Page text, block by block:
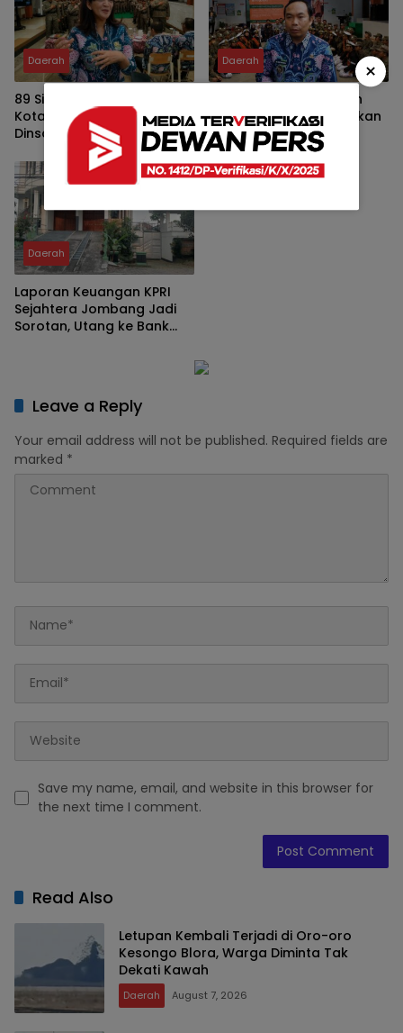
Daerah
89 Siswa Sekolah Rakyat
Kota Malang Bertahan,
Dinsos: Pembentukan
Karakter Jadi Kunci
Keberhasilan Program
Daerah
Ali Muthohirin Beberkan
Kisah Hidupnya, Tegaskan
Pendidikan Mampu
Mengalahkan Kemiskinan
Daerah
Laporan Keuangan KPRI
Sejahtera Jombang Jadi
Sorotan, Utang ke Bank
Leave a Reply
Your email address will not be published. Required fields are
marked *
Save my name, email, and website in this browser for
the next time I comment.
Read Also
Letupan Kembali Terjadi di Oro-oro
Kesongo Blora, Warga Diminta Tak
Dekati Kawah
Daerah August 7, 2026
×